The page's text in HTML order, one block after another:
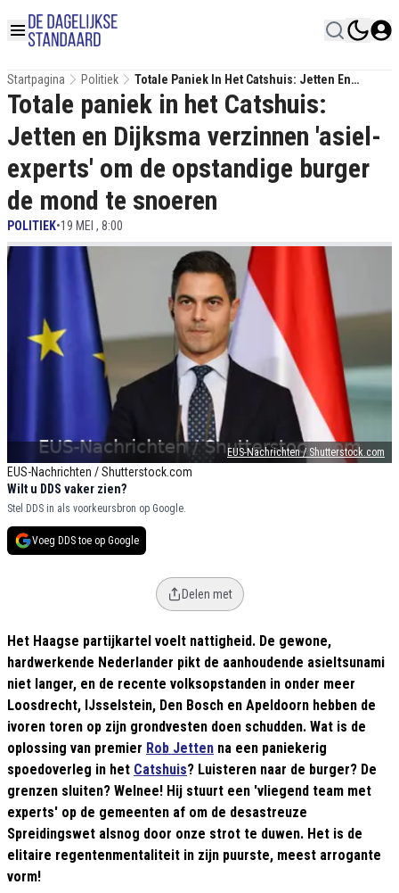
Startpagina Politiek
Totale Paniek In Het Catshuis: Jetten En
Dijksma Verzinnen 'asiel-Experts' Om De
Opstandige Burger De Mond Te Snoeren
EUS-Nachrichten / Shutterstock.com
EUS-Nachrichten / Shutterstock.com
Totale paniek in het Catshuis:
Jetten en Dijksma verzinnen 'asiel-
experts' om de opstandige burger
de mond te snoeren
POLITIEK•19 MEI , 8:00
Wilt u DDS vaker zien?
Stel DDS in als voorkeursbron op Google.
Voeg DDS toe op Google
Delen met
Het Haagse partijkartel voelt nattigheid. De gewone,
hardwerkende Nederlander pikt de aanhoudende asieltsunami
niet langer, en de recente volksopstanden in onder meer
Loosdrecht, IJsselstein, Den Bosch en Apeldoorn hebben de
ivoren toren op zijn grondvesten doen schudden. Wat is de
oplossing van premier Rob Jetten na een paniekerig
spoedoverleg in het Catshuis? Luisteren naar de burger? De
grenzen sluiten? Welnee! Hij stuurt een 'vliegend team met
experts' op de gemeenten af om de desastreuze
Spreidingswet alsnog door onze strot te duwen. Het is de
elitaire regentenmentaliteit in zijn puurste, meest arrogante
vorm!